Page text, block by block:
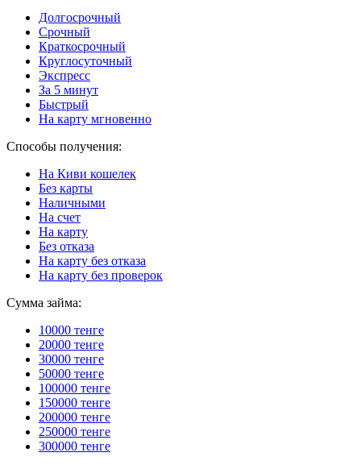
Долгосрочный
Срочный
Краткосрочный
Круглосуточный
Экспресс
За 5 минут
Быстрый
На карту мгновенно
Способы получения:
На Киви кошелек
Без карты
Наличными
На счет
На карту
Без отказа
На карту без отказа
На карту без проверок
Сумма займа:
10000 тенге
20000 тенге
30000 тенге
50000 тенге
100000 тенге
150000 тенге
200000 тенге
250000 тенге
300000 тенге